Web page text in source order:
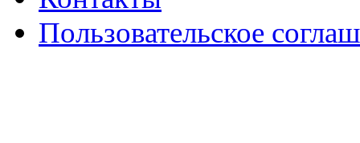
Пользовательское